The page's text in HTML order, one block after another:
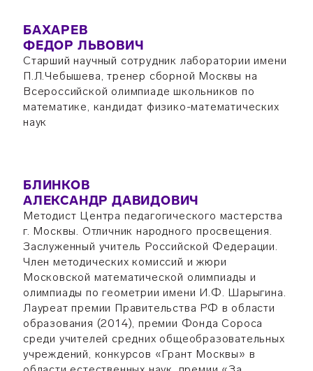
БАХАРЕВ
ФЕДОР ЛЬВОВИЧ
Старший научный сотрудник лаборатории имени
П.Л.Чебышева, тренер сборной Москвы на
Всероссийской олимпиаде школьников по
математике, кандидат физико-математических
наук
БЛИНКОВ
АЛЕКСАНДР ДАВИДОВИЧ
Методист Центра педагогического мастерства
г. Москвы. Отличник народного просвещения.
Заслуженный учитель Российской Федерации.
Член методических комиссий и жюри
Московской математической олимпиады и
олимпиады по геометрии имени И.Ф. Шарыгина.
Лауреат премии Правительства РФ в области
образования (2014), премии Фонда Сороса
среди учителей средних общеобразовательных
учреждений, конкурсов «Грант Москвы» в